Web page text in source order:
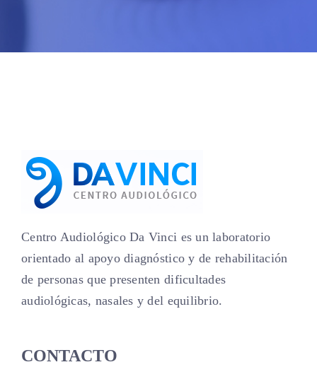
Centro Audiológico Da Vinci es un laboratorio
orientado al apoyo diagnóstico y de rehabilitación
de personas que presenten dificultades
audiológicas, nasales y del equilibrio.
CONTACTO